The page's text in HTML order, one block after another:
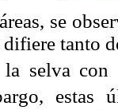
se
difiere tanto
selva con
estas